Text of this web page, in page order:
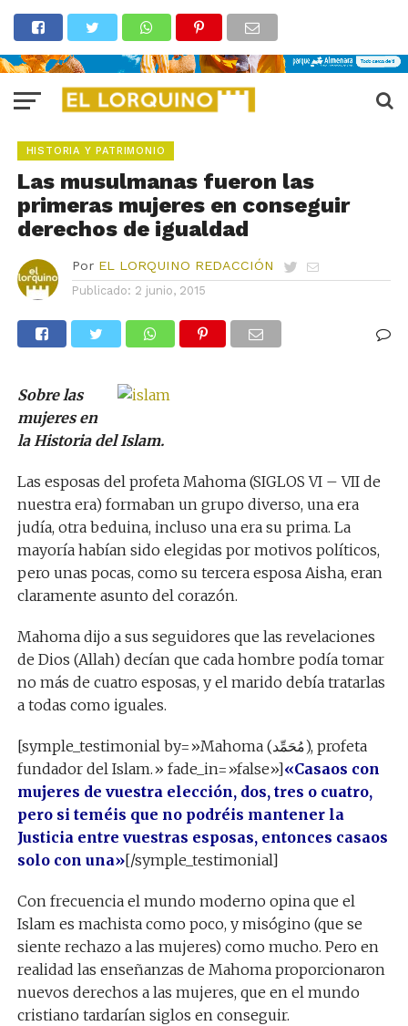
HISTORIA Y PATRIMONIO
Las musulmanas fueron las
primeras mujeres en conseguir
derechos de igualdad
Por EL LORQUINO REDACCIÓN
Publicado: 2 junio, 2015
Sobre las
mujeres en
la Historia del Islam.
Las esposas del profeta Mahoma (SIGLOS VI – VII de
nuestra era) formaban un grupo diverso, una era
judía, otra beduina, incluso una era su prima. La
mayoría habían sido elegidas por motivos políticos,
pero unas pocas, como su tercera esposa Aisha, eran
claramente asunto del corazón.
Mahoma dijo a sus seguidores que las revelaciones
de Dios (Allah) decían que cada hombre podía tomar
no más de cuatro esposas, y el marido debía tratarlas
a todas como iguales.
[symple_testimonial by=»Mahoma (مُحَمِّد), profeta
fundador del Islam.» fade_in=»false»]«Casaos con
mujeres de vuestra elección, dos, tres o cuatro,
pero si teméis que no podréis mantener la
Justicia entre vuestras esposas, entonces casaos
solo con una»[/symple_testimonial]
Con frecuencia el mundo moderno opina que el
Islam es machista como poco, y misógino (que se
siente rechazo a las mujeres) como mucho. Pero en
realidad las enseñanzas de Mahoma proporcionaron
nuevos derechos a las mujeres, que en el mundo
cristiano tardarían siglos en conseguir.